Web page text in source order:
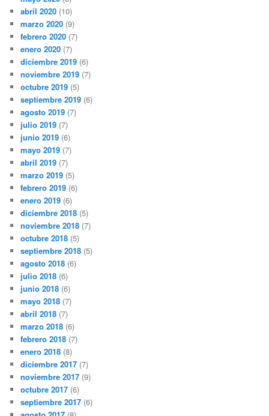
abril 2020 (10)
marzo 2020 (9)
febrero 2020 (7)
enero 2020 (7)
diciembre 2019 (6)
noviembre 2019 (7)
octubre 2019 (5)
septiembre 2019 (6)
agosto 2019 (7)
julio 2019 (7)
junio 2019 (6)
mayo 2019 (7)
abril 2019 (7)
marzo 2019 (5)
febrero 2019 (6)
enero 2019 (6)
diciembre 2018 (5)
noviembre 2018 (7)
octubre 2018 (5)
septiembre 2018 (5)
agosto 2018 (6)
julio 2018 (6)
junio 2018 (6)
mayo 2018 (7)
abril 2018 (7)
marzo 2018 (6)
febrero 2018 (7)
enero 2018 (8)
diciembre 2017 (7)
noviembre 2017 (9)
octubre 2017 (6)
septiembre 2017 (6)